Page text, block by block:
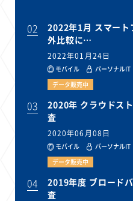
02
2022年1月 スマート
外比較に…
2022年01月24日
モバイル パーソナルIT
データ販売中
03
2020年 クラウドス
査
2020年06月08日
モバイル パーソナルIT
データ販売中
04
2019年度 ブロード
査